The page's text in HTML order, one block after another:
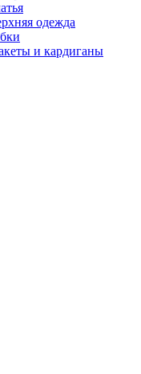
одежда
и кардиганы